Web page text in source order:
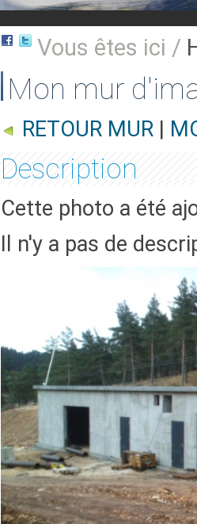
Vous êtes ici /
Mon mur
RETOUR MUR |
Description
Cette photo a été
Il n'y a pas de